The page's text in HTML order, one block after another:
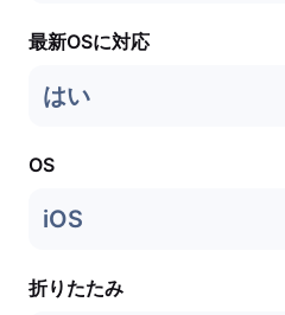
最新OSに対応
はい
OS
iOS
折りたたみ